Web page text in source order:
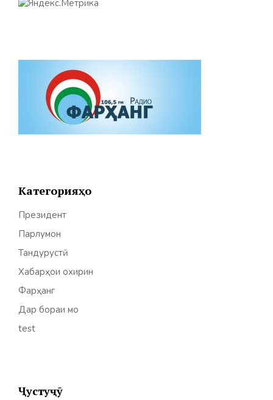
Категорияҳо
Президент
Парлумон
Тандурустӣ
Хабарҳои охирин
Фарҳанг
Дар бораи мо
test
Ҷустуҷӯ